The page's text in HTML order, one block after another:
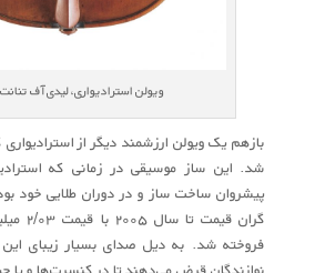
ویولن استرادیواری، لیدی آف
شد. این ساز موسیقی در زمانی که
پیشروان ساخت ساز و در دوران طلایی خود
گران‌
فروخته شد. به دیل صدای بسیار زیبای این